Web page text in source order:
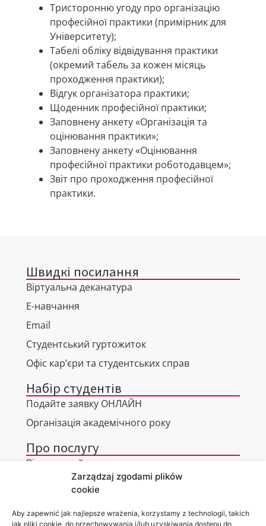
Zarządzaj zgodami plików
cookie
Aby zapewnić jak najlepsze wrażenia, korzystamy z technologii, takich
jak pliki cookie, do przechowywania i/lub uzyskiwania dostępu do
Тристоронню угоду про організацію
професійної практики (примірник для
Університету);
Табелі обліку відвідування практики
(окремий табель за кожен місяць
проходження практики);
Відгук організатора практики;
Щоденник професійної практики;
Заповнену анкету «Організація та
оцінювання практики»;
Заповнену анкету «Оцінювання
професійної практики роботодавцем»;
Звіт про проходження професійної
практики.
Швидкі посилання
Віртуальна деканатура
Е-навчання
Email
Студентський гуртожиток
Офіс кар’єри та студентських справ
Набір студентів
Подайте заявку ОНЛАЙН
Організація академічного року
Про послугу
Віртуальний тур